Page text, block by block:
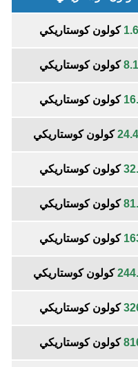
كولون كوستاريكي
كولون كوستاريكي
كولون كوستاريكي
كولون كوستاريكي
كولون كوستاريكي
كولون كوستاريكي
كولون كوستاريكي
كولون كوستاريكي
كولون كوستاريكي
كولون كوستاريكي